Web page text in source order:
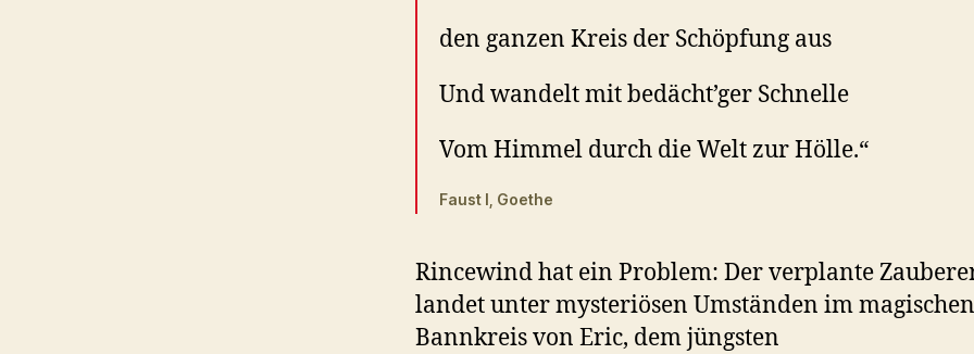
den ganzen Kreis der Schöpfung aus
Und wandelt mit bedächt’ger Schnelle
Vom Himmel durch die Welt zur Hölle.“
Faust I, Goethe
Rincewind hat ein Problem: Der verplante
landet unter mysteriösen Umständen im magischen
Bannkreis von Eric, dem jüngsten